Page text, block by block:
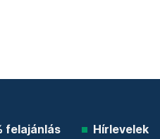
felajánlás Hírlevelek